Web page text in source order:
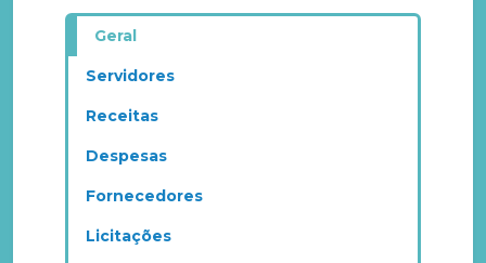
Geral
Servidores
Receitas
Despesas
Fornecedores
Licitações